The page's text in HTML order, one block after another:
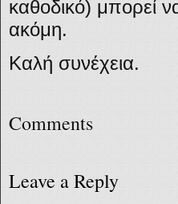
καθοδικό) μπορεί
ακόμη.
Καλή συνέχεια.
Comments
Leave a Reply